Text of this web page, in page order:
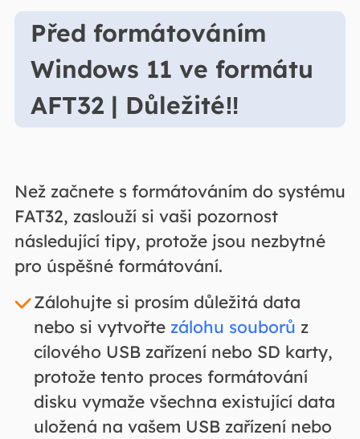
Před formátováním
Windows 11 ve formátu
AFT32 | Důležité‼️
Než začnete s formátováním do systému
FAT32, zaslouží si vaši pozornost
následující tipy, protože jsou nezbytné
pro úspěšné formátování.
Zálohujte si prosím důležitá data
nebo si vytvořte zálohu souborů z
cílového USB zařízení nebo SD karty,
protože tento proces formátování
disku vymaže všechna existující data
uložená na vašem USB zařízení nebo